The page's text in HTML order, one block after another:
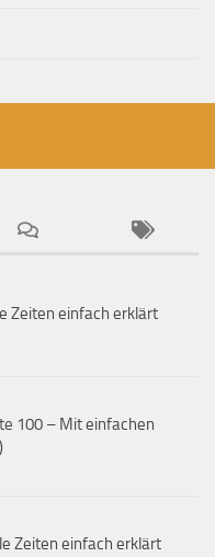
Zeiten einfach erklärt
100 – Mit einfachen
Zeiten einfach erklärt